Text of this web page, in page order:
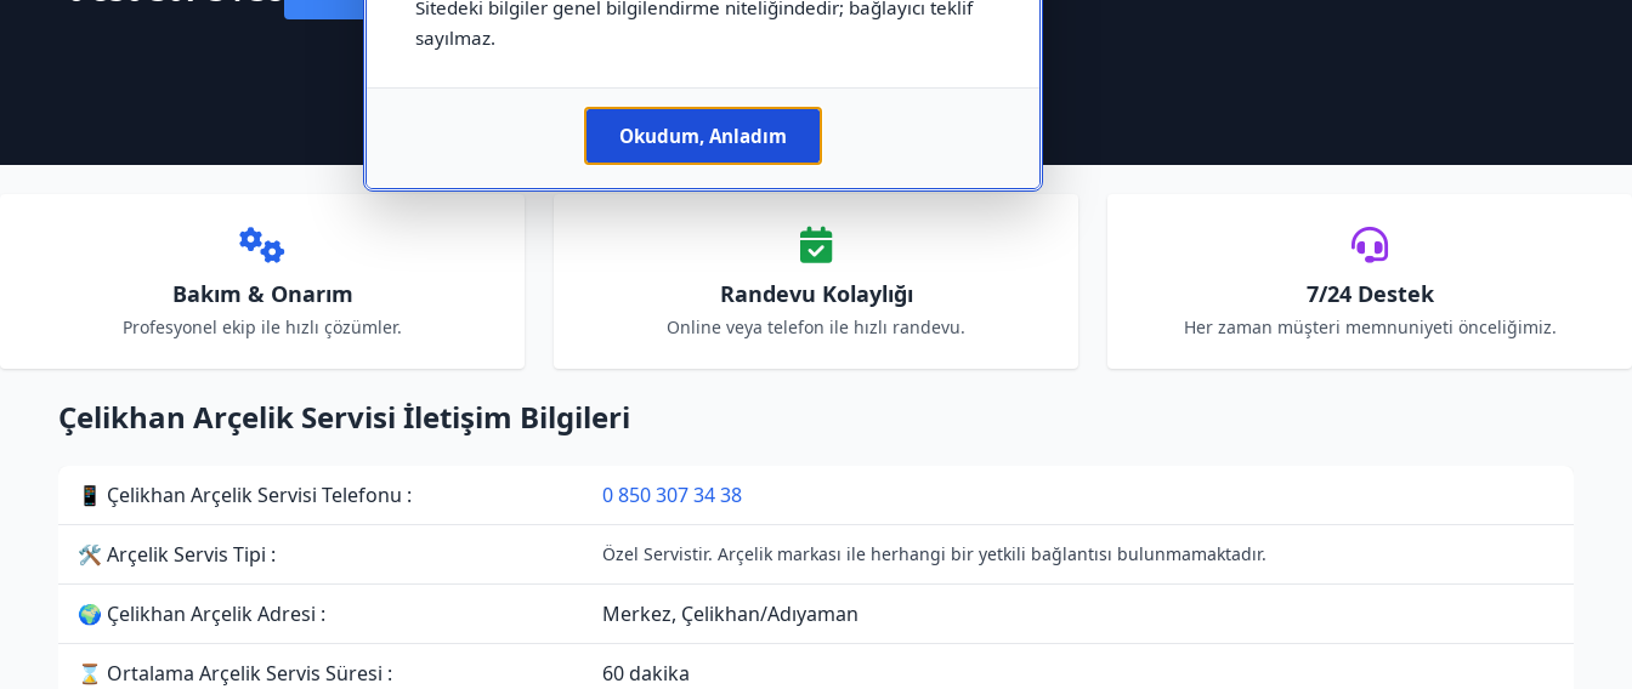
Sitedeki bilgiler genel bilgilendirme niteliğindedir; bağlayıcı teklif
sayılmaz.
Okudum, Anladım
Bakım & Onarım
Profesyonel ekip ile hızlı çözümler.
Randevu Kolaylığı
Online veya telefon ile hızlı randevu.
7/24 Destek
Her zaman müşteri memnuniyeti önceliğimiz.
Çelikhan Arçelik Servisi İletişim Bilgileri
📱 Çelikhan Arçelik Servisi Telefonu : 0 850 307 34 38
🛠 Arçelik Servis Tipi : Özel Servistir. Arçelik markası ile herhangi bir yetkili bağlantısı bulunmamaktadır.
🌍 Çelikhan Arçelik Adresi : Merkez, Çelikhan/Adıyaman
⌛ Ortalama Arçelik Servis Süresi : 60 dakika